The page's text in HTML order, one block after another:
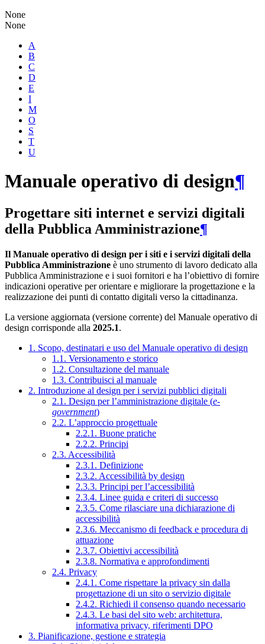
None
None
A
B
C
D
E
I
M
O
S
T
U
Manuale operativo di design¶
Progettare siti internet e servizi digitali
della Pubblica Amministrazione¶
Il Manuale operativo di design per i siti e i servizi digitali della
Pubblica Amministrazione è uno strumento di lavoro dedicato alla
Pubblica Amministrazione e i suoi fornitori e ha l’obiettivo di fornire
indicazioni operative per orientare e migliorare la progettazione e la
realizzazione dei punti di contatto digitali verso la cittadinanza.
La versione aggiornata (versione corrente) del Manuale operativo di
design corrisponde alla 2025.1.
1. Scopo, destinatari e uso del Manuale operativo di design
1.1. Versionamento e storico
1.2. Consultazione del manuale
1.3. Contribuisci al manuale
2. Introduzione al design per i servizi pubblici digitali
2.1. Design per l’amministrazione digitale (e-
government)
2.2. L’approccio progettuale
2.2.1. Buone pratiche
2.2.2. Principi
2.3. Accessibilità
2.3.1. Definizione
2.3.2. Accessibilità by design
2.3.3. Principi per l’accessibilità
2.3.4. Linee guida e criteri di successo
2.3.5. Come rilasciare una dichiarazione di
accessibilità
2.3.6. Meccanismo di feedback e procedura di
attuazione
2.3.7. Obiettivi accessibilità
2.3.8. Normativa e approfondimenti
2.4. Privacy
2.4.1. Come rispettare la privacy sin dalla
progettazione di un sito o servizio digitale
2.4.2. Richiedi il consenso quando necessario
2.4.3. Le basi del sito web: architettura,
informativa privacy, riferimenti DPO
3. Pianificazione, gestione e strategia